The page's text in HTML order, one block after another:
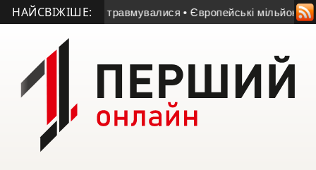
НАЙСВІЖІШЕ:
двоє людей травмувалися • Європейські мільйони